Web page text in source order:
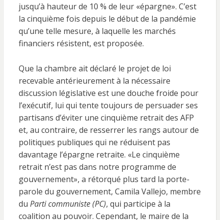
jusqu’à hauteur de 10 % de leur «épargne». C’est
la cinquième fois depuis le début de la pandémie
qu’une telle mesure, à laquelle les marchés
financiers résistent, est proposée.
Que la chambre ait déclaré le projet de loi
recevable antérieurement à la nécessaire
discussion législative est une douche froide pour
l’exécutif, lui qui tente toujours de persuader ses
partisans d’éviter une cinquième retrait des AFP
et, au contraire, de resserrer les rangs autour de
politiques publiques qui ne réduisent pas
davantage l’épargne retraite. «Le cinquième
retrait n’est pas dans notre programme de
gouvernement», a rétorqué plus tard la porte-
parole du gouvernement, Camila Vallejo, membre
du Parti communiste (PC), qui participe à la
coalition au pouvoir. Cependant, le maire de la